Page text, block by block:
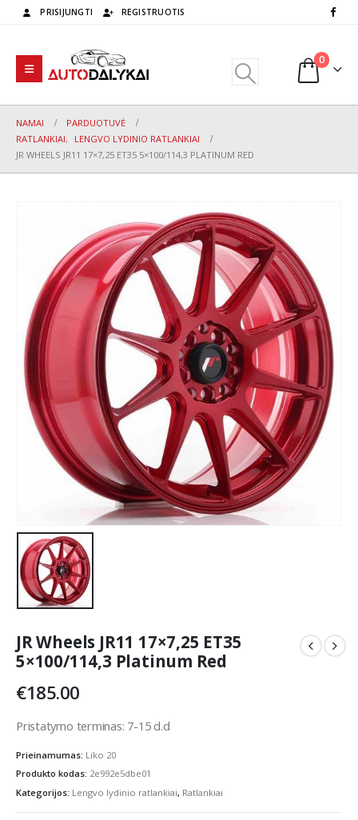
PRISIJUNGTI REGISTRUOTIS
0
NAMAI
PARDUOTUVĖ
RATLANKIAI,
LENGVO LYDINIO RATLANKIAI
JR WHEELS JR11 17×7,25 ET35 5×100/114,3 PLATINUM RED
JR Wheels JR11 17×7,25 ET35
5×100/114,3 Platinum Red
€185.00
Pristatymo terminas: 7-15 d.d
Prieinamumas: Liko 20
Produkto kodas: 2e992e5dbe01
Kategorijos: Lengvo lydinio ratlankiai, Ratlankiai